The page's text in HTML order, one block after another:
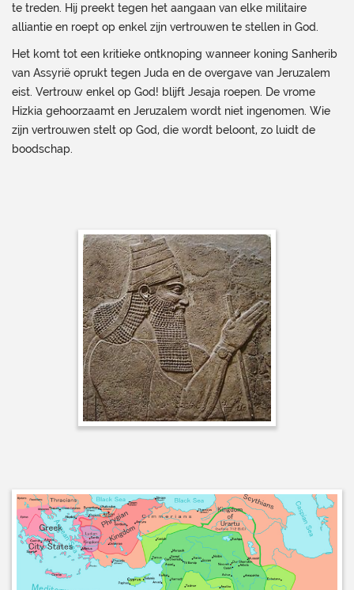
te treden. Hij preekt tegen het aangaan van elke militaire
alliantie en roept op enkel zijn vertrouwen te stellen in God.
Het komt tot een kritieke ontknoping wanneer koning Sanherib
van Assyrië oprukt tegen Juda en de overgave van Jeruzalem
eist. Vertrouw enkel op God! blijft Jesaja roepen. De vrome
Hizkia gehoorzaamt en Jeruzalem wordt niet ingenomen. Wie
zijn vertrouwen stelt op God, die wordt beloont, zo luidt de
boodschap.